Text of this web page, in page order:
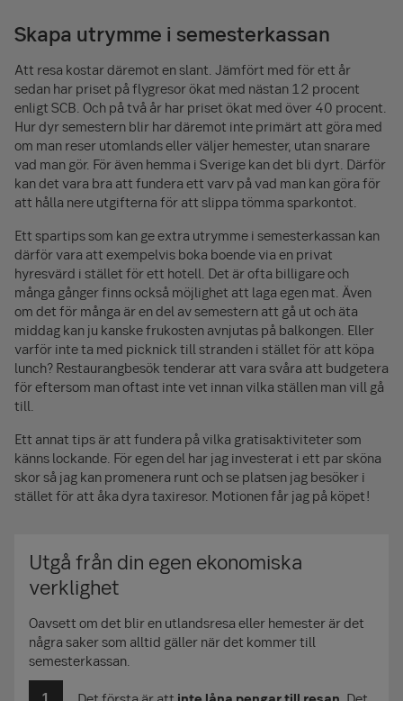
Skapa utrymme i semesterkassan
Att resa kostar däremot en slant. Jämfört med för ett år
sedan har priset på flygresor ökat med nästan 12 procent
enligt SCB. Och på två år har priset ökat med över 40 procent.
Hur dyr semestern blir har däremot inte primärt att göra med
om man reser utomlands eller väljer hemester, utan snarare
vad man gör. För även hemma i Sverige kan det bli dyrt. Därför
kan det vara bra att fundera ett varv på vad man kan göra för
att hålla nere utgifterna för att slippa tömma sparkontot.
Ett spartips som kan ge extra utrymme i semesterkassan kan
därför vara att exempelvis boka boende via en privat
hyresvärd i stället för ett hotell. Det är ofta billigare och
många gånger finns också möjlighet att laga egen mat. Även
om det för många är en del av semestern att gå ut och äta
middag kan ju kanske frukosten avnjutas på balkongen. Eller
varför inte ta med picknick till stranden i stället för att köpa
lunch? Restaurangbesök tenderar att vara svåra att budgetera
för eftersom man oftast inte vet innan vilka ställen man vill gå
till.
Ett annat tips är att fundera på vilka gratisaktiviteter som
känns lockande. För egen del har jag investerat i ett par sköna
skor så jag kan promenera runt och se platsen jag besöker i
stället för att åka dyra taxiresor. Motionen får jag på köpet!
Utgå från din egen ekonomiska
verklighet
Oavsett om det blir en utlandsresa eller hemester är det
några saker som alltid gäller när det kommer till
semesterkassan.